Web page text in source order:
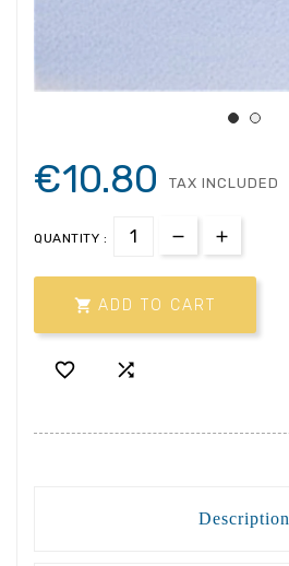
€10.80 TAX INCLUDED
QUANTITY :
 ADD TO CART
 
Description